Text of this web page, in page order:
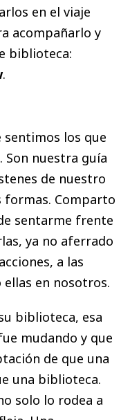
en el viaje
acompañarlo y
biblioteca:
.
sentimos los que
nuestra guía
de nuestro
formas. Comparto
sentarme frente
ya no aferrado
a las
en nosotros.
biblioteca, esa
mudando y que
de que una
una biblioteca.
solo lo rodea a